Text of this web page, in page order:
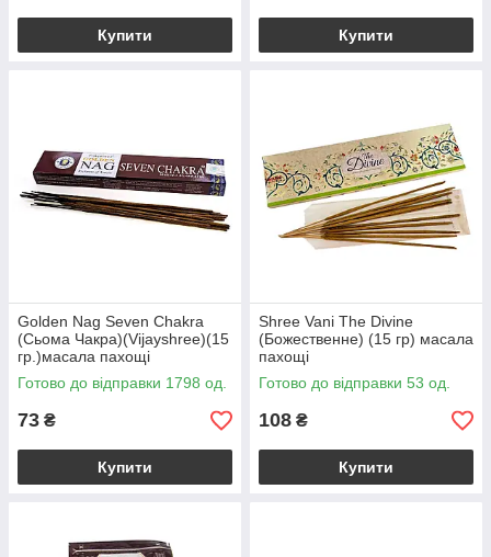
Купити Купити
Golden Nag Seven Chakra
(Сьома Чакра)(Vijayshree)(15
гр.)масала пахощі
Готово до відправки 1798 од.
73 ₴
Купити
Shree Vani The Divine
(Божественне) (15 гр) масала
пахощі
Готово до відправки 53 од.
108 ₴
Купити